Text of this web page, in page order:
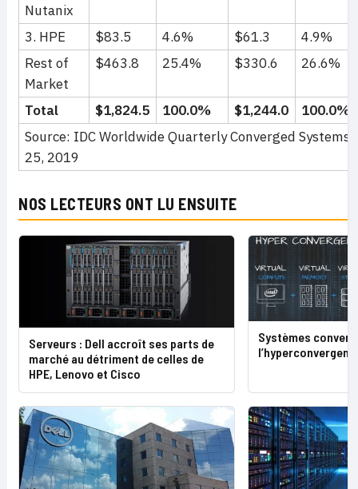
Nutanix
3. HPE $83.5 4.6% $61.3
4.9%
Rest of
Market
$463.8 25.4% $330.6 26.6%
Total $1,824.5 100.0% $1,244.0
100.0%
Source: IDC Worldwide Quarterly Converged Systems
25, 2019
NOS LECTEURS ONT LU ENSUITE
Serveurs : Dell accroît ses parts de
marché au détriment de celles de
HPE, Lenovo et Cisco
Systèmes